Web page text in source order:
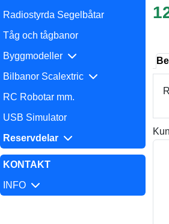
Radiostyrda Segelbåtar
Tåg och tågbanor
Byggmodeller
Bilbanor Scalextric
RC Robotar mm.
USB Simulator
Reservdelar
KONTAKT
INFO